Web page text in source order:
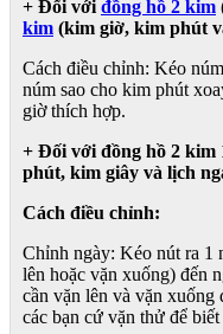
+ Đối với đồng hồ 2 kim
kim (kim giờ, kim phút
Cách điều chỉnh: Kéo
núm sao cho kim phút
giờ thích hợp.
+ Đối với đồng hồ 2 kim
phút, kim giây và lịch
Cách điều chỉnh:
Chỉnh ngày: Kéo nút ra 1
lên hoặc vặn xuống) đến
cần vặn lên và vặn
các bạn cứ vặn thử để